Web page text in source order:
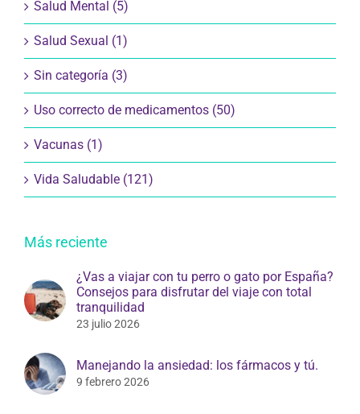
Salud Mental (5)
Salud Sexual (1)
Sin categoría (3)
Uso correcto de medicamentos (50)
Vacunas (1)
Vida Saludable (121)
Más reciente
¿Vas a viajar con tu perro o gato por España?
Consejos para disfrutar del viaje con total
tranquilidad
23 julio 2026
Manejando la ansiedad: los fármacos y tú.
9 febrero 2026